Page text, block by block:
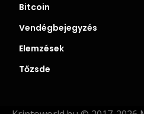
Bitcoin
Vendégbejegyzés
Elemzések
Tőzsde